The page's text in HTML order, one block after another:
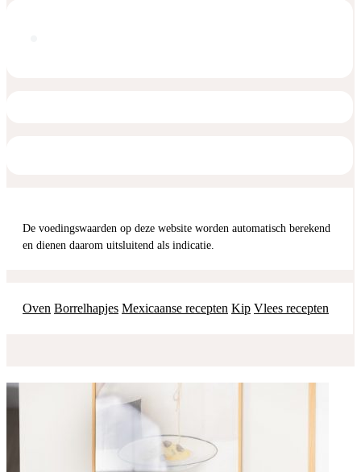
De voedingswaarden op deze website worden automatisch berekend
en dienen daarom uitsluitend als indicatie.
Oven Borrelhapjes Mexicaanse recepten Kip Vlees recepten